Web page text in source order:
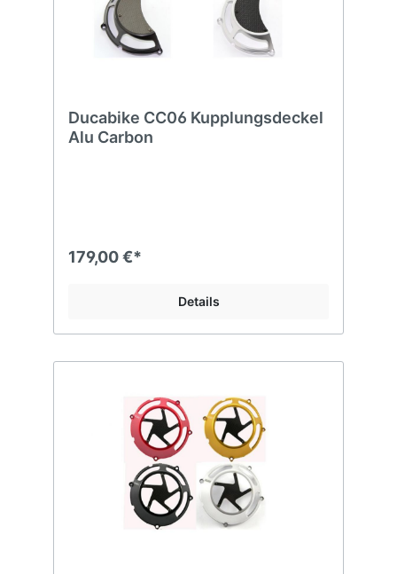
Ducabike CC06 Kupplungsdeckel
Alu Carbon
179,00 €*
Details